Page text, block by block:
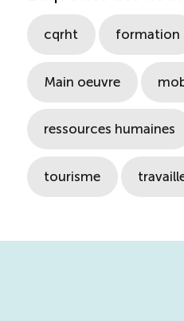
Catalogue de
EN
cqrht formation
Main oeuvre
ressources humaines
tourisme